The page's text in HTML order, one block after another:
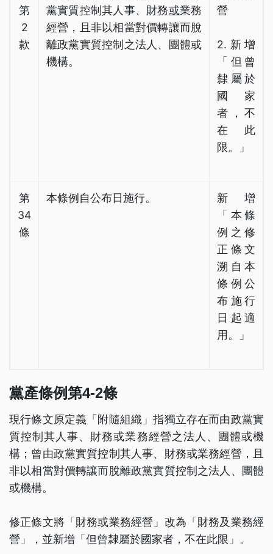
第
2
款
黨實質控制其人事、財務或業務
經營，且非以相當對價轉讓而脫
離政黨實質控制之法人、團體或
機構。
營
2.新增
「但曾
隸屬於
國家
者，不
在此
限。」
第
34
條
本條例自公布日施行。
新增
「本條
例之修
正條文
溯自本
條例公
布施行
日起適
用。」
黨產條例第4-2條
現行條文原定義「附隨組織」指獨立存在而由政黨實
質控制其人事、財務或業務經營之法人、團體或機
構；曾由政黨實質控制其人事、財務或業務經營，且
非以相當對價轉讓而脫離政黨實質控制之法人、團體
或機構。
修正條文將「財務或業務經營」改為「財務及業務經
營」，並新增「但曾隸屬於國家者，不在此限」。